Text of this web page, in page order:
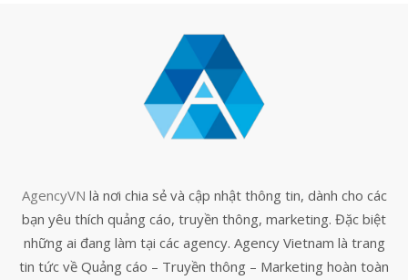
AgencyVN là nơi chia sẻ và cập nhật thông tin, dành cho các
bạn yêu thích quảng cáo, truyền thông, marketing. Đặc biệt
những ai đang làm tại các agency. Agency Vietnam là trang
tin tức về Quảng cáo – Truyền thông – Marketing hoàn toàn